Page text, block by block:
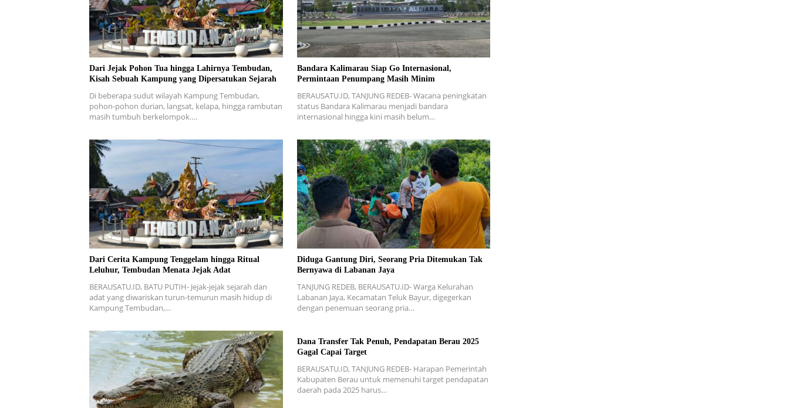
Dari Jejak Pohon Tua hingga Lahirnya Tembudan,
Kisah Sebuah Kampung yang Dipersatukan Sejarah
Di beberapa sudut wilayah Kampung Tembudan,
pohon-pohon durian, langsat, kelapa, hingga rambutan
masih tumbuh berkelompok….
Bandara Kalimarau Siap Go Internasional,
Permintaan Penumpang Masih Minim
BERAUSATU.ID, TANJUNG REDEB- Wacana peningkatan
status Bandara Kalimarau menjadi bandara
internasional hingga kini masih belum…
Dari Cerita Kampung Tenggelam hingga Ritual
Leluhur, Tembudan Menata Jejak Adat
BERAUSATU.ID, BATU PUTIH- Jejak-jejak sejarah dan
adat yang diwariskan turun-temurun masih hidup di
Kampung Tembudan,…
Diduga Gantung Diri, Seorang Pria Ditemukan Tak
Bernyawa di Labanan Jaya
TANJUNG REDEB, BERAUSATU.ID- Warga Kelurahan
Labanan Jaya, Kecamatan Teluk Bayur, digegerkan
dengan penemuan seorang pria…
Dana Transfer Tak Penuh, Pendapatan Berau 2025
Gagal Capai Target
BERAUSATU.ID, TANJUNG REDEB- Harapan Pemerintah
Kabupaten Berau untuk memenuhi target pendapatan
daerah pada 2025 harus…